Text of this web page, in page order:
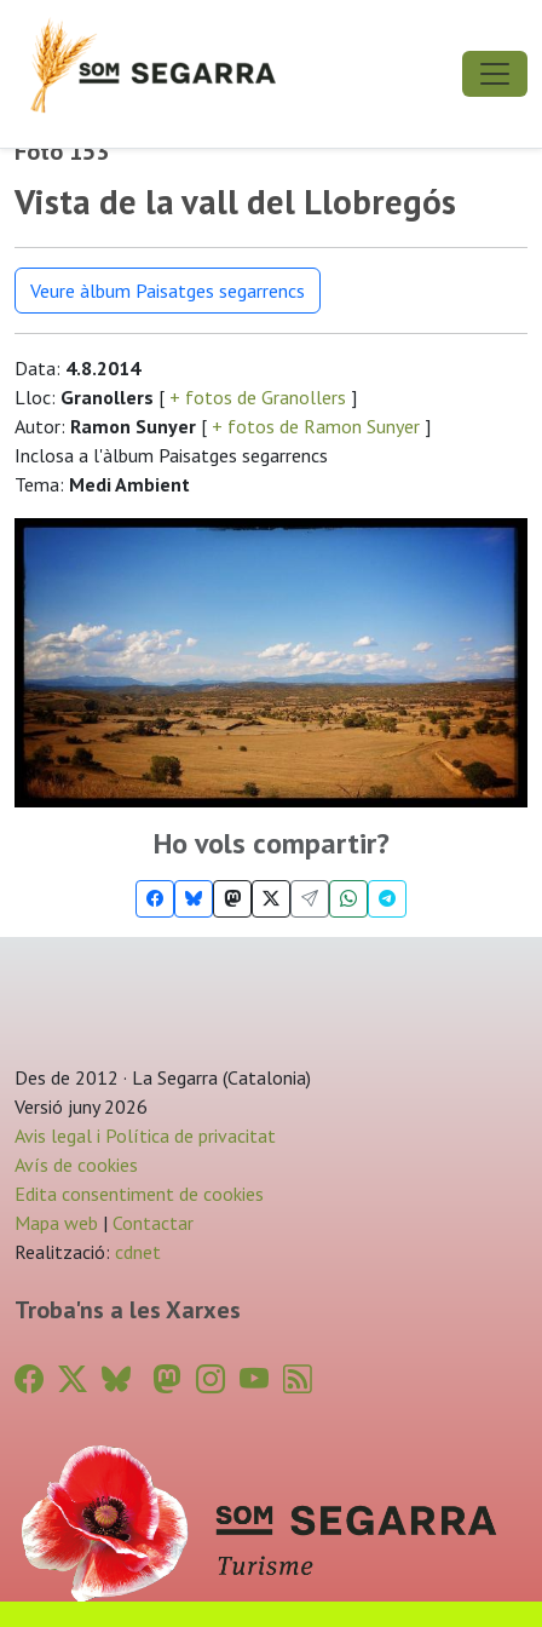
Foto 153
Vista de la vall del Llobregós
Veure àlbum Paisatges segarrencs
Data: 4.8.2014
Lloc: Granollers [ + fotos de Granollers ]
Autor: Ramon Sunyer [ + fotos de Ramon Sunyer ]
Inclosa a l'àlbum Paisatges segarrencs
Tema: Medi Ambient
Ho vols compartir?
Des de 2012 · La Segarra (Catalonia)
Versió juny 2026
Avis legal i Política de privacitat
Avís de cookies
Edita consentiment de cookies
Mapa web | Contactar
Realització: cdnet
Troba'ns a les Xarxes